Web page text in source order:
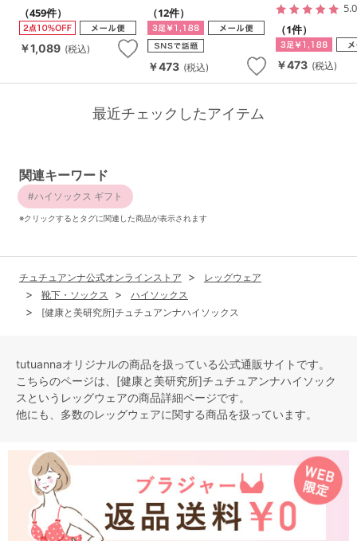
（459件）
￥1,089 (税込)
（12件）
￥473 (税込)
5.0
（1件）
￥473 (税込)
最近チェックしたアイテム
関連キーワード
ハイソックス ギフト
※クリックするとタグに関連した商品が表示されます
チュチュアンナ公式オンラインストア
レッグウェア
靴下・ソックス
ハイソックス
[健康と美研究所]チュチュアンナハイソックス
tutuannaオリジナルの商品を扱っている公式通販サイトです。
こちらのページは、[健康と美研究所]チュチュアンナハイソック
スという レッグウェアの商品詳細ページです。
他にも、多数のレッグウェアに関する商品を扱っています。